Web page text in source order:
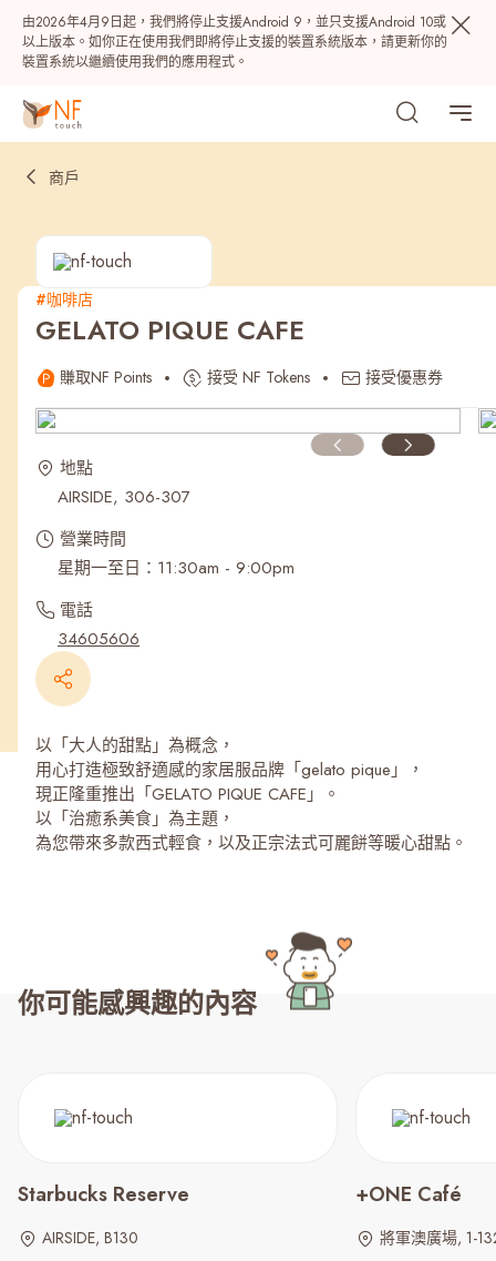
由2026年4月9日起，我們將停止支援Android 9，並只支援Android 10或
以上版本。如你正在使用我們即將停止支援的裝置系統版本，請更新你的
裝置系統以繼續使用我們的應用程式。
熱門
最近搜尋紀錄
商戶
#咖啡店
GELATO PIQUE CAFE
賺取NF Points 接受 NF Tokens 接受優惠券
地點
AIRSIDE, 306-307
營業時間
星期一至日：11:30am - 9:00pm
電話
34605606
以「大人的甜點」為概念，
用心打造極致舒適感的家居服品牌「gelato pique」，
現正隆重推出「GELATO PIQUE CAFE」。
以「治癒系美食」為主題，
為您帶來多款西式輕食，以及正宗法式可麗餅等暖心甜點。
你可能感興趣的內容
Starbucks Reserve
AIRSIDE, B130
+ONE Café
將軍澳廣場, 1-